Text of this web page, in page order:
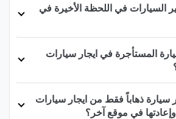
السيارات في اللحظة الأخيرة في
المستأجرة في ايجار سيارات
سيارة ذهاباً فقط من ايجار سيارات